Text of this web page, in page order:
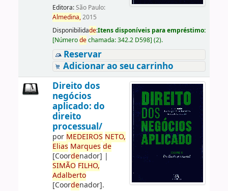
Editora:São Paulo:
Almedina,2015
Disponibilidade:Itens disponíveis para empréstimo:
[Númerodechamada:342.2 D598] (2).
Reservar
Adicionar ao seu carrinho
Direito dos
negócios
aplicado: do
direito
processual/
por MEDEIROS NETO,
Elias Marques de
[Coordenador] |
SIMÃO FILHO,
Adalberto
[Coordenador].